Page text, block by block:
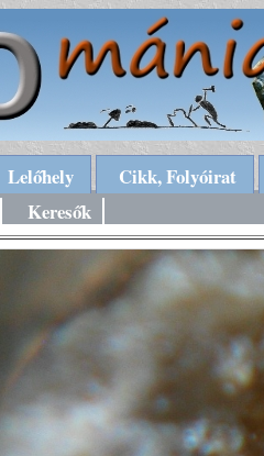
Lelőhely
Cikk, Folyóirat
Keresők